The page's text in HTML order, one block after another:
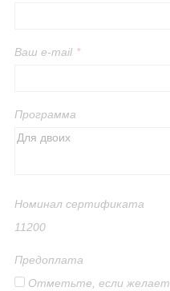
Ваш e-mail *
Программа
Номинал сертификата
11200
Предоплата
Отметьте, если